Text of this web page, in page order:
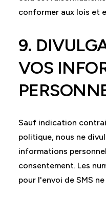
conformer aux lois et
9.
VOS
Sauf indication
politique, nous ne
informations
consentement. Les
pour l'envoi de SMS